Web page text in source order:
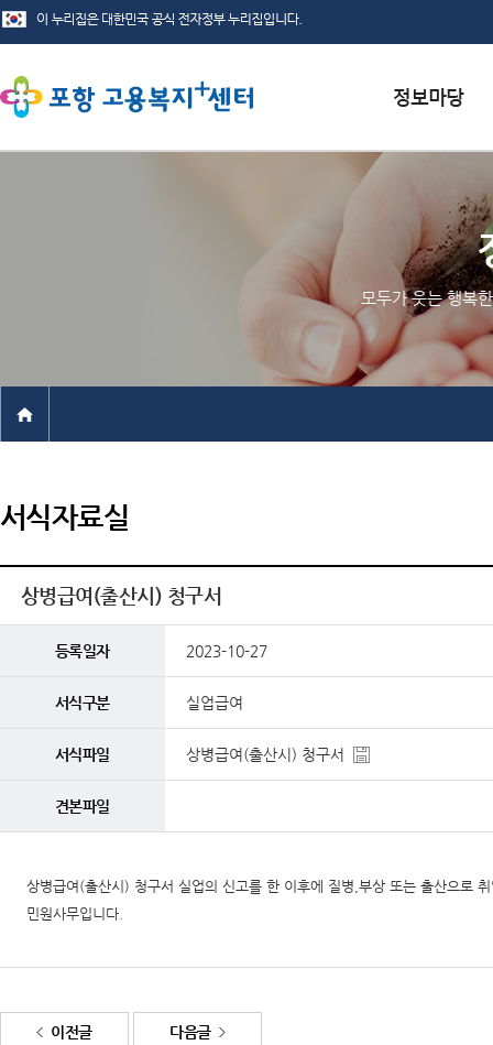
채용정보
인재정보
관련사이트
모두가 웃는 행복
서식자료실
상병급여(출산시) 청구서
등록일자 2023-10-27
서식구분 실업급여
서식파일 상병급여(출산시) 청구서
견본파일
상병급여(출산시) 청구서 실업의 신고를 한 이후에 질병,부상 또는 출산으로
민원사무입니다.
이전글 다음글